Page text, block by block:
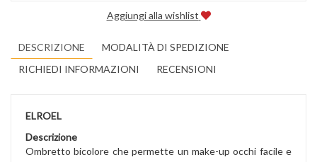
Aggiungi alla wishlist
DESCRIZIONE
MODALITÀ DI SPEDIZIONE
RICHIEDI INFORMAZIONI
RECENSIONI
ELROEL
Descrizione
Ombretto bicolore che permette un make-up occhi facile e